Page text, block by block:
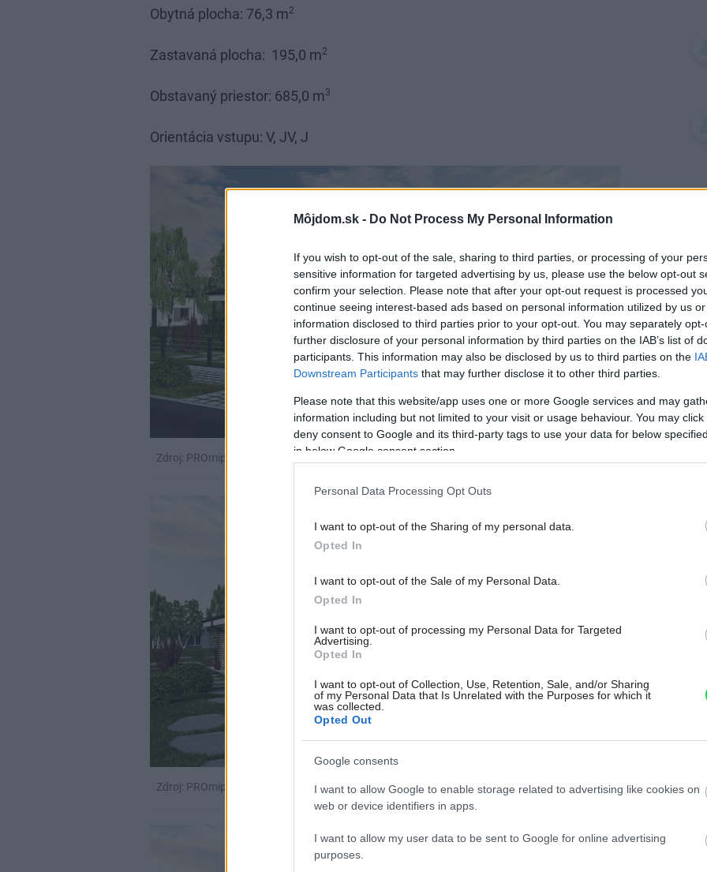
Môjdom.sk - Do Not Process My Personal Information
If you wish to opt-out of the sale, sharing to third parties, or processing of your
sensitive information for targeted advertising by us, please use the below opt-out
confirm your selection. Please note that after your opt-out request is processed
continue seeing interest-based ads based on personal information utilized by us
information disclosed to third parties prior to your opt-out. You may separately
further disclosure of your personal information by third parties on the IAB’s list of
participants. This information may also be disclosed by us to third parties on the
Downstream Participants that may further disclose it to other third parties.
Please note that this website/app uses one or more Google services and may
information including but not limited to your visit or usage behaviour. You may
deny consent to Google and its third-party tags to use your data for below
in below Google consent section.
Personal Data Processing Opt Outs
I want to opt-out of the Sharing of my personal data.
Opted In
I want to opt-out of the Sale of my Personal Data.
Opted In
I want to opt-out of processing my Personal Data for Targeted
Advertising.
Opted In
I want to opt-out of Collection, Use, Retention, Sale, and/or Sharing
of my Personal Data that Is Unrelated with the Purposes for which it
was collected.
Opted Out
Google consents
I want to allow Google to enable storage related to advertising like cookies on
web or device identifiers in apps.
I want to allow my user data to be sent to Google for online advertising
purposes.
Obytná plocha: 76,3 m2
Zastavaná plocha: 195,0 m2
Obstavaný priestor: 685,0 m3
Orientácia vstupu: V, JV, J
Zdroj: PROmiprojekt, s. r. o.
Zdroj: PROmiprojekt, s. r. o.